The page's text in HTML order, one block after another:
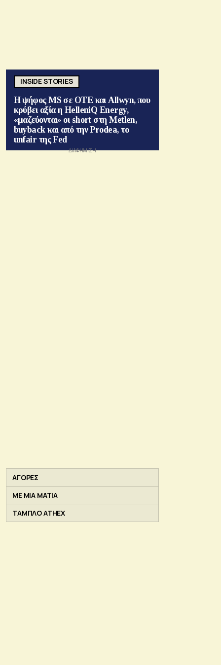
INSIDE STORIES
Η ψήφος MS σε ΟΤΕ και Allwyn, που
κρύβει αξία η HelleniQ Energy,
«μαζεύονται» οι short στη Metlen,
buyback και από την Prodea, το
unfair της Fed
ΑΓΟΡΕΣ
ΜΕ ΜΙΑ ΜΑΤΙΑ
ΤΑΜΠΛΟ ATHEX